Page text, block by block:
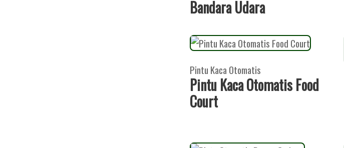
Bandara Udara
Pintu Kaca Otomatis
Pintu Kaca Otomatis Food
Court